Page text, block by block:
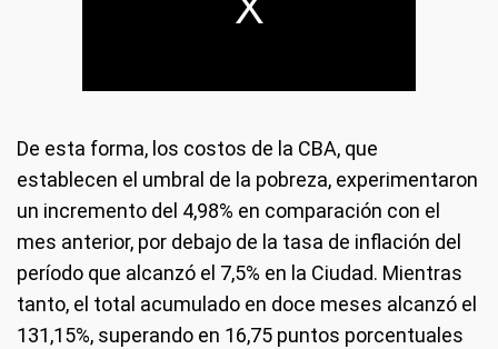
De esta forma, los costos de la CBA, que
establecen el umbral de la pobreza, experimentaron
un incremento del 4,98% en comparación con el
mes anterior, por debajo de la tasa de inflación del
período que alcanzó el 7,5% en la Ciudad. Mientras
tanto, el total acumulado en doce meses alcanzó el
131,15%, superando en 16,75 puntos porcentuales